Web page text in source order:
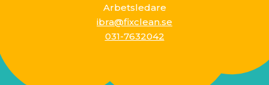
Arbetsledare
ibra@fixclean.se
031-7632042